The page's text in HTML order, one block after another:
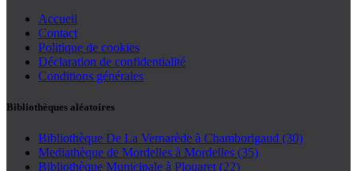
Accueil
Contact
Politique de cookies
Déclaration de confidentialité
Conditions générales
Bibliothèques aléatoires
Bibliothèque De La Vernarède à Chamborigaud (30)
Mediathèque de Mordelles à Mordelles (35)
Bibliothèque Municipale à Plouaret (22)